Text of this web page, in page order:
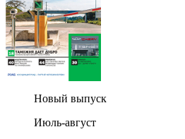
Новый выпуск
Июль-август